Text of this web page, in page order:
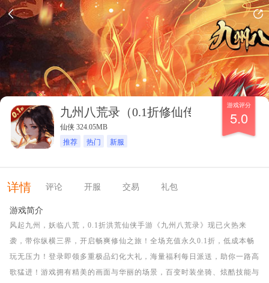
九州八荒录（0.1折修仙传奇）
仙侠 324.05MB
推荐 热门 新服
游戏评分
5.0
详情 评论 开服 交易 礼包
游戏简介
风起九州，妖临八荒，0.1折洪荒仙侠手游《九州八荒录》现已火热来
袭，带你纵横三界，开启畅爽修仙之旅！全场充值永久0.1折，低成本畅
玩无压力！登录即领多重极品幻化大礼，海量福利每日派送，助你一路高
歌猛进！游戏拥有精美的画面与华丽的场景，百变时装坐骑、炫酷技能与